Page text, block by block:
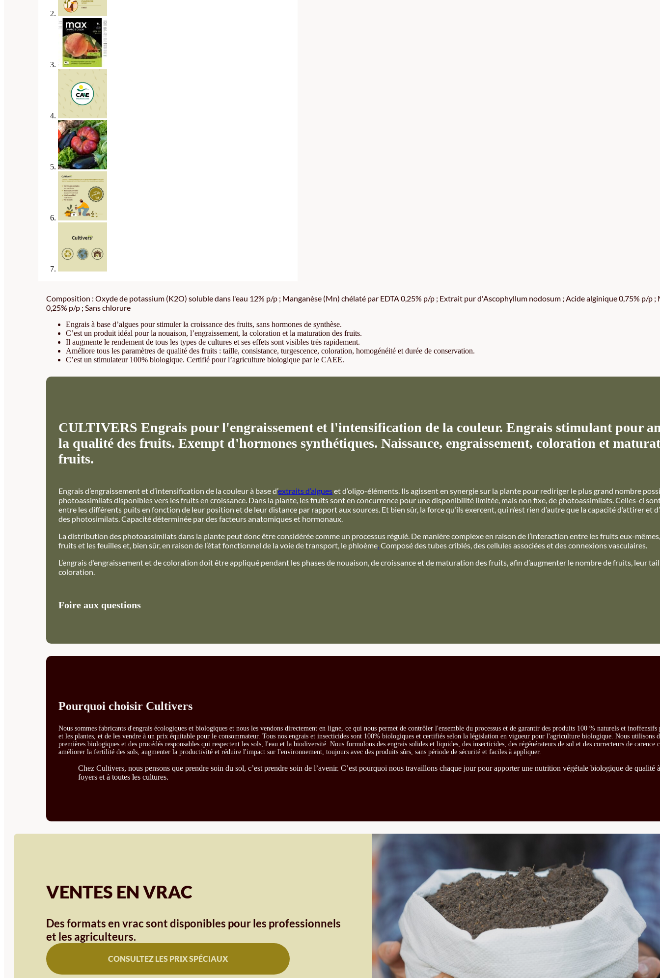
Composition : Oxyde de potassium (K2O) soluble dans l'eau 12% p/p ; Manganèse (Mn) chélaté par EDTA 0,25% p/p ; Extrait pur d'Ascophyllum nodosum ; Acide alginique 0,75% p/p
0,25% p/p ; Sans chlorure
Engrais à base d’algues pour stimuler la croissance des fruits, sans hormones de synthèse.
C’est un produit idéal pour la nouaison, l’engraissement, la coloration et la maturation des fruits.
Il augmente le rendement de tous les types de cultures et ses effets sont visibles très rapidement.
Améliore tous les paramètres de qualité des fruits : taille, consistance, turgescence, coloration, homogénéité et durée de conservation.
C’est un stimulateur 100% biologique. Certifié pour l’agriculture biologique par le CAEE.
CULTIVERS Engrais pour l'engraissement et l'intensification de la couleur. Engrais stimulant pour
la qualité des fruits. Exempt d'hormones synthétiques. Naissance, engraissement, coloration et
fruits.
Engrais d’engraissement et d’intensification de la couleur à base d’extraits d’algueset d’oligo-éléments. Ils agissent en synergie sur la plante pour rediriger le plus grand nombre
photoassimilats disponibles vers les fruits en croissance. Dans la plante, les fruits sont en concurrence pour une disponibilité limitée, mais non fixe, de photoassimilats. Celles-ci
entre les différents puits en fonction de leur position et de leur distance par rapport aux sources. Et bien sûr, la force qu’ils exercent, qui n’est rien d’autre que la capacité d’attirer et
des photosimilats. Capacité déterminée par des facteurs anatomiques et hormonaux.
La distribution des photoassimilats dans la plante peut donc être considérée comme un processus régulé. De manière complexe en raison de l’interaction entre les fruits eux-
fruits et les feuilles et, bien sûr, en raison de l’état fonctionnel de la voie de transport, le phloème Composé des tubes criblés, des cellules associées et des connexions vasculaires.
L’engrais d’engraissement et de coloration doit être appliqué pendant les phases de nouaison, de croissance et de maturation des fruits, afin d’augmenter le nombre de fruits, leur
coloration.
Foire aux questions
Pourquoi choisir Cultivers
Nous sommes fabricants d'engrais écologiques et biologiques et nous les vendons directement en ligne, ce qui nous permet de contrôler l'ensemble du processus et de garantir des produits 100 % naturels et
et les plantes, et de les vendre à un prix équitable pour le consommateur. Tous nos engrais et insecticides sont 100% biologiques et certifiés selon la législation en vigueur pour l'agriculture biologique. Nous utilisons
premières biologiques et des procédés responsables qui respectent les sols, l'eau et la biodiversité. Nous formulons des engrais solides et liquides, des insecticides, des régénérateurs de sol et des correcteurs de carence
améliorer la fertilité des sols, augmenter la productivité et réduire l'impact sur l'environnement, toujours avec des produits sûrs, sans période de sécurité et faciles à appliquer.
Chez Cultivers, nous pensons que prendre soin du sol, c’est prendre soin de l’avenir. C’est pourquoi nous travaillons chaque jour pour apporter une nutrition végétale biologique de qualité
foyers et à toutes les cultures.
VENTES EN VRAC
Des formats en vrac sont disponibles pour les professionnels
et les agriculteurs.
CONSULTEZ LES PRIX SPÉCIAUX